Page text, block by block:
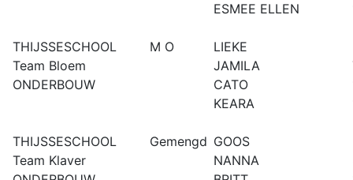
ESMEE ELLEN
THIJSSESCHOOL M O LIEKE
Team Bloem
JAMILA
ONDERBOUW
CATO
KEARA
THIJSSESCHOOL Gemengd GOOS
Team Klaver
NANNA